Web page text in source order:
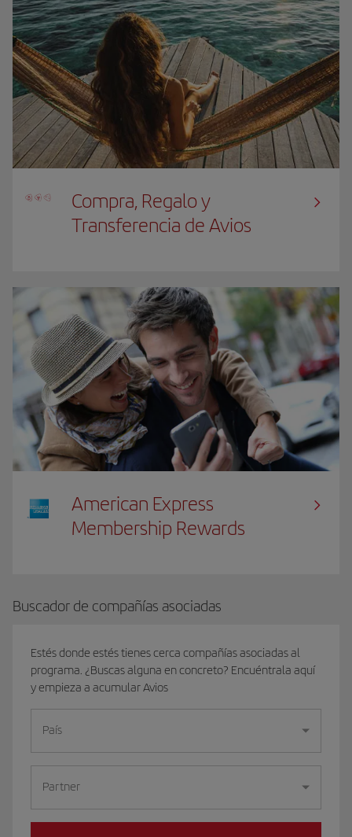
Compra, Regalo y
Transferencia de Avios
American Express
Membership Rewards
Buscador de compañías asociadas
Estés donde estés tienes cerca compañías asociadas al
programa. ¿Buscas alguna en concreto? Encuéntrala aquí
y empieza a acumular Avios
País
Partner